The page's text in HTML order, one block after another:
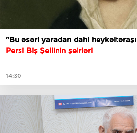
"Bu əsəri yaradan dahi
Persi Biş Şellinin şeirləri
14:30